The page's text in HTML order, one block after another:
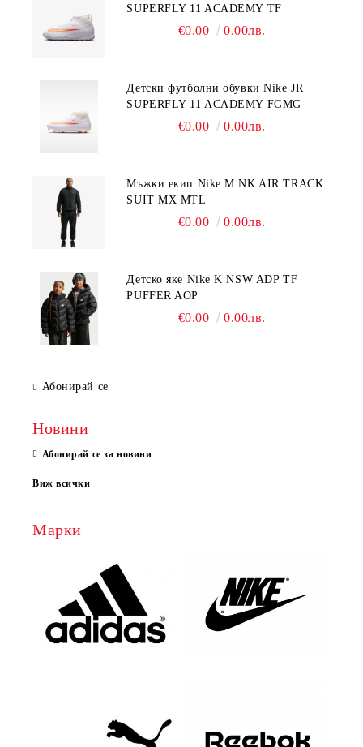
SUPERFLY 11 ACADEMY TF
€0.00 0.00лв.
Детски футболни обувки Nike JR
SUPERFLY 11 ACADEMY FGMG
€0.00 0.00лв.
Мъжки екип Nike M NK AIR TRACK
SUIT MX MTL
€0.00 0.00лв.
Детско яке Nike K NSW ADP TF
PUFFER AOP
€0.00 0.00лв.
Абонирай се
Новини
Абонирай се за новини
Виж всички
Марки